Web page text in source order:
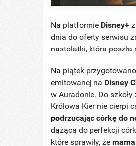
Na platformie Disney+
dnia do oferty serwisu
nastolatki, która poszła
Na piątek
emitowanej na Disney
w Auradonie. Do szkoły
Królowa Kier nie cierpi
podrzucając córkę do
dążącą do perfekcji
które sprawiły, żemama